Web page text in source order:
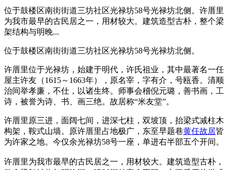
位于鼓楼区南街街道三坊社区光禄坊58号光禄坊北侧。许厝里
为我市最早的古民居之一，用材较大。建筑造型古朴，整个梁
架结构与明晚...
位于鼓楼区南街街道三坊社区光禄坊58号光禄坊北侧。
许厝里位于光禄坊，始建于明代，许氏祖业，其中最著名一任
屋主许友（1615～1663年），原名宰，字有介，号瓯香。清顺
治间举孝廉，不仕，以诸生终。师事会稽倪元璐，善书画，工
诗，被誉为诗、书、画三绝。故居称“米友堂”。
许厝里原三进，面阔七间，进深七柱，双坡顶，抬梁式减柱木
构架，鞍式山墙。原许厝里占地极广，东至早题巷黄任故居皆
为许家之地。今仅余光禄坊58号一座，单进右半部五个开间。
许厝里为我市最早的古民居之一，用材较大。建筑造型古朴，